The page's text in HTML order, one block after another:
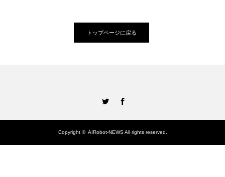
トップページに戻る
Copyright © AIRobot-NEWSAll rights reserved.